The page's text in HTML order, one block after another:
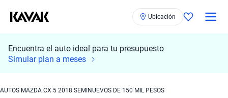
Ubicación
Encuentra el auto ideal para tu presupuesto
Simular plan a meses
AUTOS MAZDA CX 5 2018 SEMINUEVOS DE 150 MIL PESOS
Busca por marca